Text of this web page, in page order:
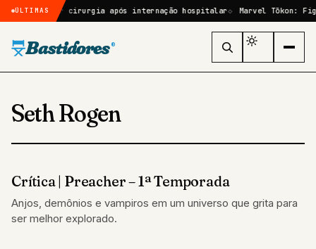
ÚLTIMAS
por cirurgia após internação hospitalar Marvel Tōkon: Fighting
Bastidores ®
Seth Rogen
CRÍTICAS
Crítica | Preacher – 1ª Temporada
Anjos, demônios e vampiros em um universo que grita para
ser melhor explorado.